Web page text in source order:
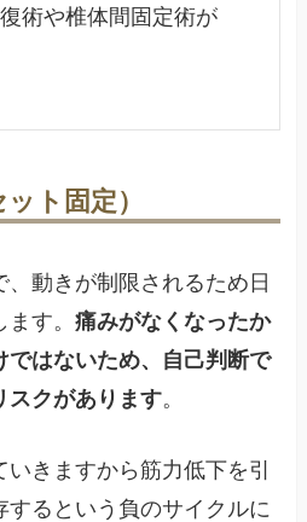
術や椎体間固定術が
ト固定）
動きが制限されるため日
ます。痛みがなくなったか
ではないため、自己判断で
スクがあります。
きますから筋力低下を引
するという負のサイクルに